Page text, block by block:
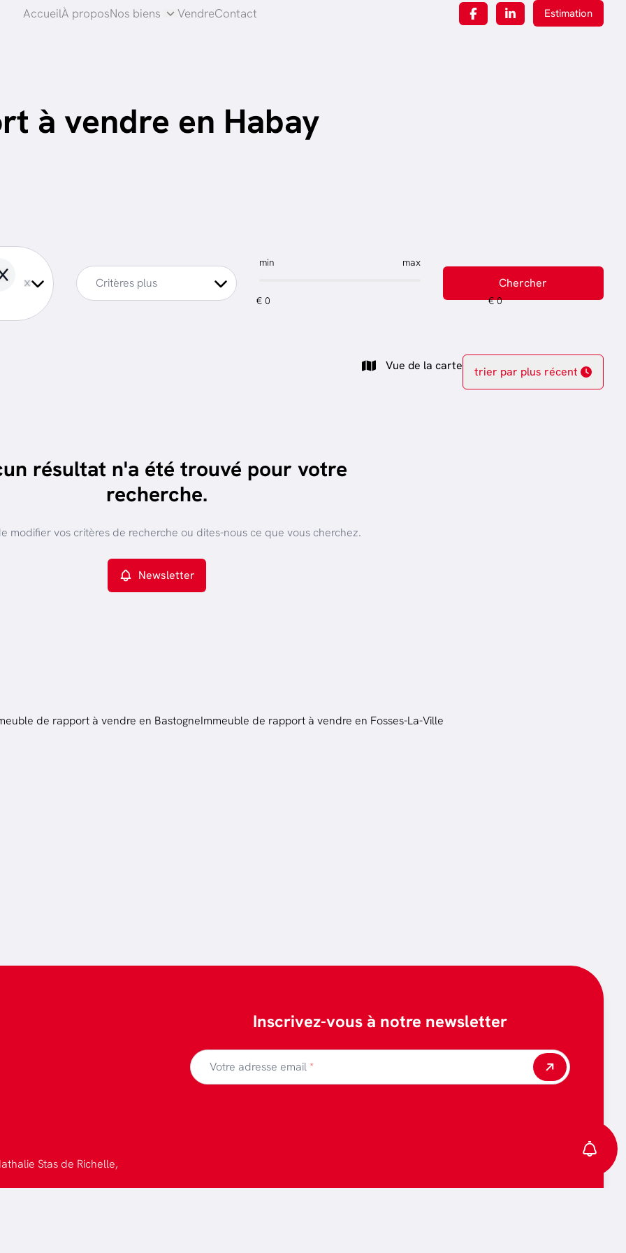
AccueilÀ proposNos biens VendreContact Estimation
à vendre en Habay
Critères plus
min max
Chercher
Vue de la carte trier par plus récent
résultat n'a été trouvé pour votre
recherche.
modifier vos critères de recherche ou dites-nous ce que vous cherchez.
Newsletter
de rapport à vendre en BastogneImmeuble de rapport à vendre en Fosses-La-Ville
Stas de Richelle,
Inscrivez-vous à notre newsletter
Votre adresse email*